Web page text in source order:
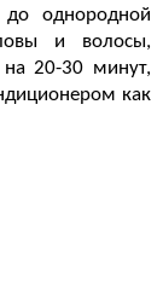
до однородной
и волосы,
на 20-30 минут,
как